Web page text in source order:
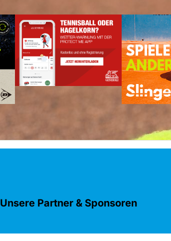
Unsere Partner & Sponsoren